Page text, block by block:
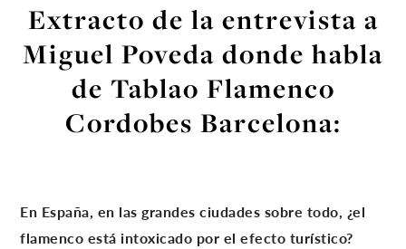
Extracto de la entrevista a
Miguel Poveda donde habla
de Tablao Flamenco
Cordobes Barcelona:
En España, en las grandes ciudades sobre todo, ¿el
flamenco está intoxicado por el efecto turístico?